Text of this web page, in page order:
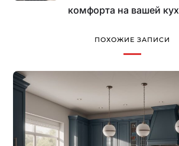
комфорта на вашей
ПОХОЖИЕ ЗАПИСИ